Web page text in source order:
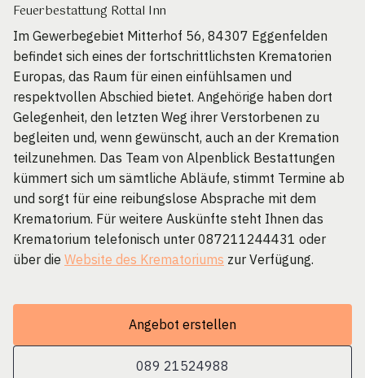
Feuerbestattung Rottal Inn
Im Gewerbegebiet Mitterhof 56, 84307 Eggenfelden
befindet sich eines der fortschrittlichsten Krematorien
Europas, das Raum für einen einfühlsamen und
respektvollen Abschied bietet. Angehörige haben dort
Gelegenheit, den letzten Weg ihrer Verstorbenen zu
begleiten und, wenn gewünscht, auch an der Kremation
teilzunehmen. Das Team von Alpenblick Bestattungen
kümmert sich um sämtliche Abläufe, stimmt Termine ab
und sorgt für eine reibungslose Absprache mit dem
Krematorium. Für weitere Auskünfte steht Ihnen das
Krematorium telefonisch unter 087211244431 oder
über die Website des Krematoriums zur Verfügung.
Angebot erstellen
089 21524988